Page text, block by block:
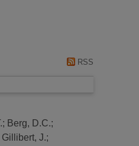
RSS
; Berg, D.C.;
Gillibert, J.;